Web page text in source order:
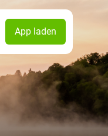
App laden